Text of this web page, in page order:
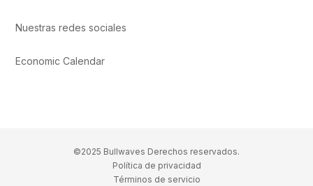
Nuestras redes sociales
Economic Calendar
©2025 Bullwaves Derechos reservados.
Política de privacidad
Términos de servicio